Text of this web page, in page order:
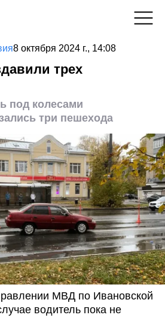
8 октября 2024 г., 14:08
трех
под колесами
три пешехода
МВД по Ивановской
водитель пока не